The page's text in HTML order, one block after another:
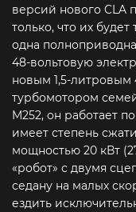
версий нового CLA
только, что их
одна
48-вольтовую
новым 1,5-
турбомотором
M252, он работает
имеет степень
мощностью 20 кВт
«робот» с двумя
седану на малых
ездить